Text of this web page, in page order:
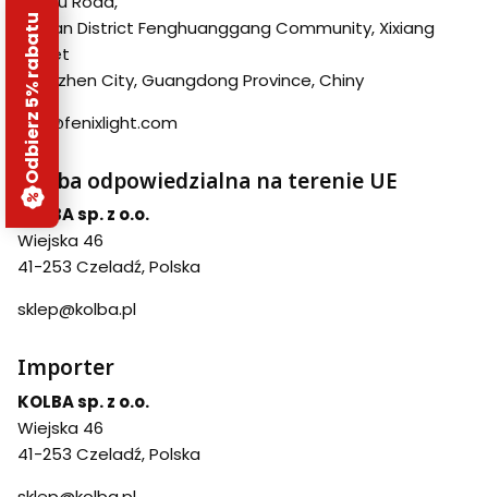
Bao'an District Fenghuanggang Community, Xixiang
Street
Shenzhen City, Guangdong Province, Chiny
info@fenixlight.com
Osoba odpowiedzialna na terenie UE
KOLBA sp. z o.o.
Wiejska 46
41-253 Czeladź, Polska
sklep@kolba.pl
Importer
KOLBA sp. z o.o.
Wiejska 46
41-253 Czeladź, Polska
Odbierz 5% rabatu